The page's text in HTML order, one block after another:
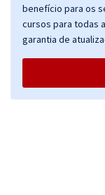
benefício para os
cursos para todas
garantia de